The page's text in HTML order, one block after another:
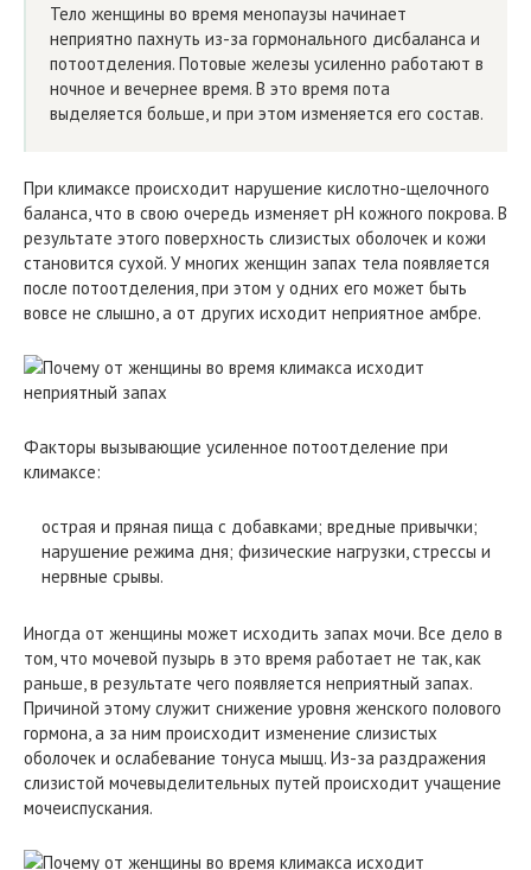
Тело женщины во время менопаузы начинает
неприятно пахнуть из-за гормонального дисбаланса и
потоотделения. Потовые железы усиленно работают в
ночное и вечернее время. В это время пота
выделяется больше, и при этом изменяется его состав.
При климаксе происходит нарушение кислотно-щелочного
баланса, что в свою очередь изменяет pH кожного покрова. В
результате этого поверхность слизистых оболочек и кожи
становится сухой. У многих женщин запах тела появляется
после потоотделения, при этом у одних его может быть
вовсе не слышно, а от других исходит неприятное амбре.
Факторы вызывающие усиленное потоотделение при
климаксе:
острая и пряная пища с добавками; вредные привычки;
нарушение режима дня; физические нагрузки, стрессы и
нервные срывы.
Иногда от женщины может исходить запах мочи. Все дело в
том, что мочевой пузырь в это время работает не так, как
раньше, в результате чего появляется неприятный запах.
Причиной этому служит снижение уровня женского полового
гормона, а за ним происходит изменение слизистых
оболочек и ослабевание тонуса мышц. Из-за раздражения
слизистой мочевыделительных путей происходит учащение
мочеиспускания.